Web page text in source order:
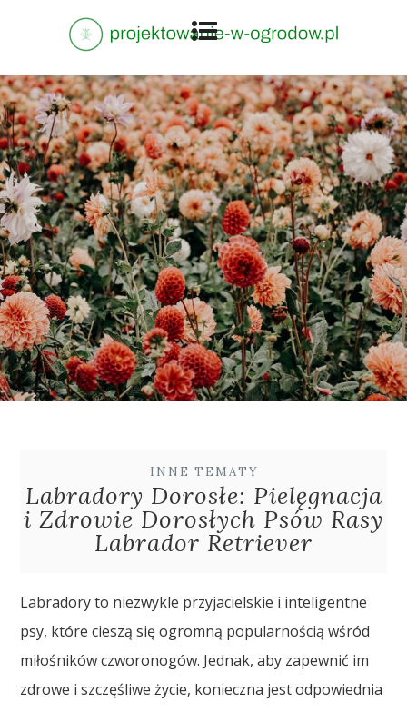
INNE TEMATY
Labradory Dorosłe: Pielęgnacja
i Zdrowie Dorosłych Psów Rasy
Labrador Retriever
Labradory to niezwykle przyjacielskie i inteligentne
psy, które cieszą się ogromną popularnością wśród
miłośników czworonogów. Jednak, aby zapewnić im
zdrowe i szczęśliwe życie, konieczna jest odpowiednia